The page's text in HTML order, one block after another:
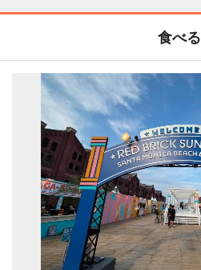
食べる